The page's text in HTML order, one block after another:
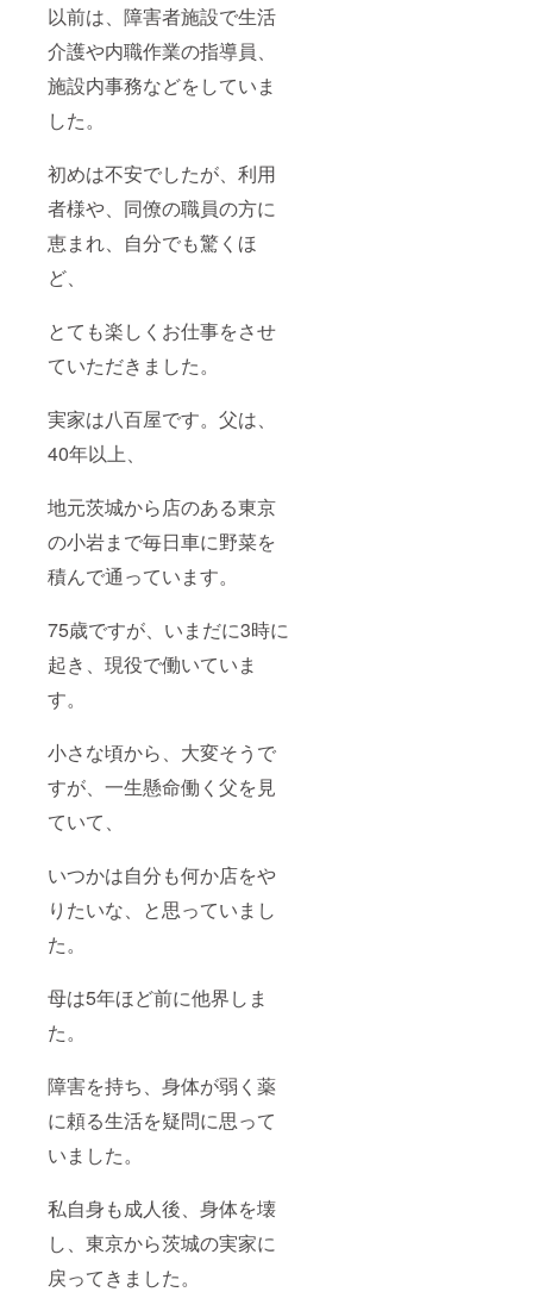
以前は、障害者施設で生活
介護や内職作業の指導員、
施設内事務などをしていま
した。
初めは不安でしたが、利用
者様や、同僚の職員の方に
恵まれ、自分でも驚くほ
ど、
とても楽しくお仕事をさせ
ていただきました。
実家は八百屋です。父は、
40年以上、
地元茨城から店のある東京
の小岩まで毎日車に野菜を
積んで通っています。
75歳ですが、いまだに3時に
起き、現役で働いていま
す。
小さな頃から、大変そうで
すが、一生懸命働く父を見
ていて、
いつかは自分も何か店をや
りたいな、と思っていまし
た。
母は5年ほど前に他界しま
た。
障害を持ち、身体が弱く薬
に頼る生活を疑問に思って
いました。
私自身も成人後、身体を壊
し、東京から茨城の実家に
戻ってきました。